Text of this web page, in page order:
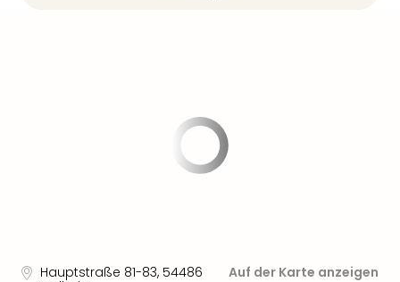
Hauptstraße 81-83, 54486
Auf der Karte anzeigen